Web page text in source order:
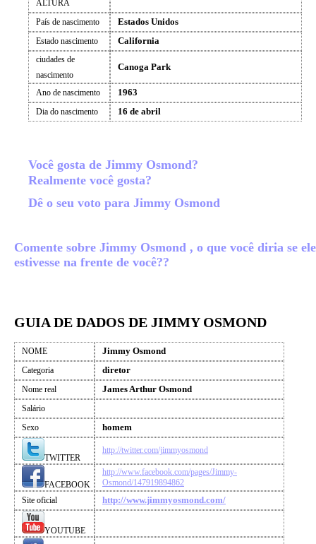
ALTURA
País de nascimento
Estados Unidos
Estado nascimento California
ciudades de
nascimento
Canoga Park
Ano de nascimento 1963
Dia do nascimento 16 de abril
Você gosta de Jimmy Osmond?
Realmente você gosta?
Dê o seu voto para Jimmy Osmond
Comente sobre Jimmy Osmond , o que você diria se ele
estivesse na frente de você??
GUIA DE DADOS DE JIMMY OSMOND
NOME Jimmy Osmond
Categoria diretor
Nome real James Arthur Osmond
Salário
Sexo
homem
TWITTER
http://twitter.com/jimmyosmond
FACEBOOK
http://www.facebook.com/pages/Jimmy-
Osmond/147919894862
Site oficial
http://www.jimmyosmond.com/
YOUTUBE